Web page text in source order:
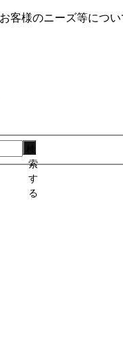
客様のニーズ等につ
索
す
る